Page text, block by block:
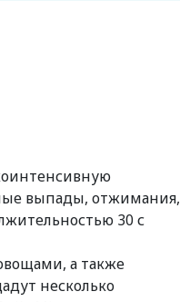
выпады, отжимания,
30 с
а также
несколько